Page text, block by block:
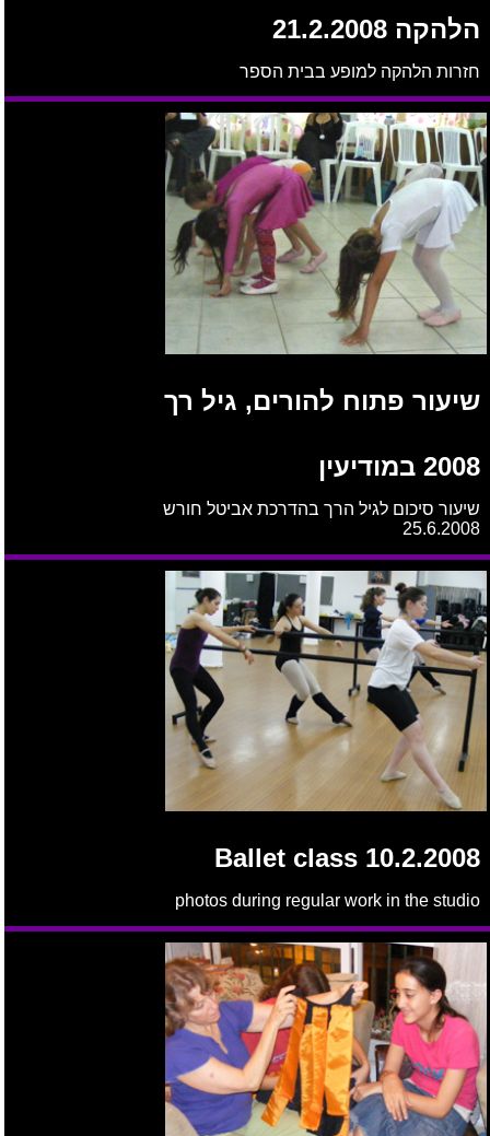
הלהקה 21.2.2008
חזרות הלהקה למופע בבית הספר
שיעור פתוח להורים, גיל רך
2008 במודיעין
שיעור סיכום לגיל הרך בהדרכת אביטל חורש
25.6.2008
Ballet class 10.2.2008
photos during regular work in the studio